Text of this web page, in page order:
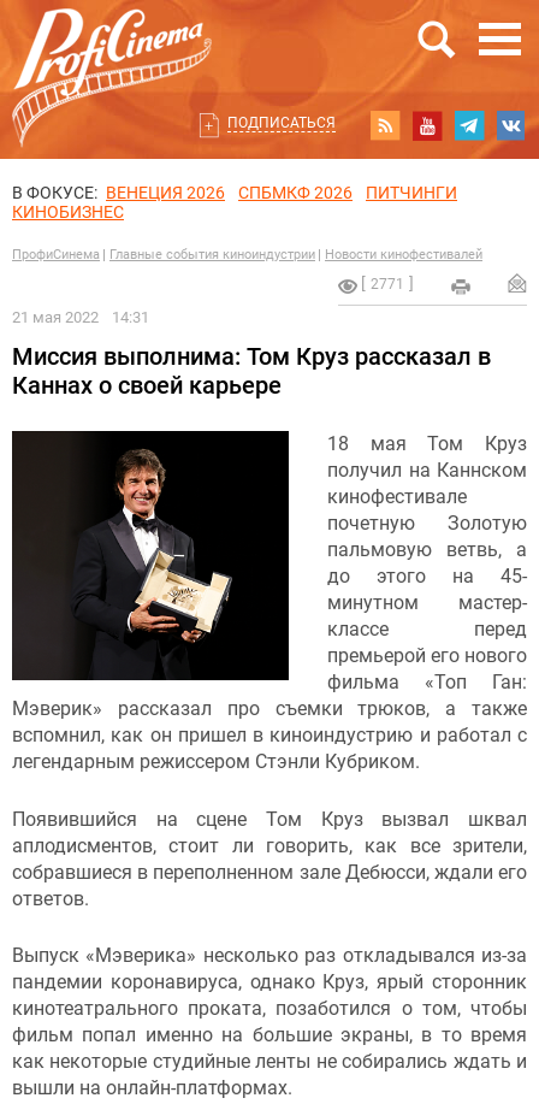
ПОДПИСАТЬСЯ
В ФОКУСЕ: ВЕНЕЦИЯ 2026 СПБМКФ 2026
ПИТЧИНГИ
КИНОБИЗНЕС
ПрофиСинема Главные события киноиндустрии Новости кинофестивалей
2771
21 мая 2022 14:31
Миссия выполнима: Том Круз рассказал в
Каннах о своей карьере
18 мая Том Круз
получил на Каннском
кинофестивале
почетную Золотую
пальмовую ветвь, а
до этого на 45-
минутном мастер-
классе перед
премьерой его нового
фильма «Топ Ган:
Мэверик» рассказал про съемки трюков, а также
вспомнил, как он пришел в киноиндустрию и работал с
легендарным режиссером Стэнли Кубриком.
Появившийся на сцене Том Круз вызвал шквал
аплодисментов, стоит ли говорить, как все зрители,
собравшиеся в переполненном зале Дебюсси, ждали его
ответов.
Выпуск «Мэверика» несколько раз откладывался из-за
пандемии коронавируса, однако Круз, ярый сторонник
кинотеатрального проката, позаботился о том, чтобы
фильм попал именно на большие экраны, в то время
как некоторые студийные ленты не собирались ждать и
вышли на онлайн-платформах.